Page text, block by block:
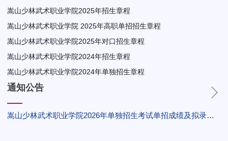
嵩山少林武术职业学院2025年招生章程
嵩山少林武术职业学院 2025年高职单招招生章程
嵩山少林武术职业学院2025年对口招生章程
嵩山少林武术职业学院2024年招生章程
嵩山少林武术职业学院2024年单独招生章程
通知公告
嵩山少林武术职业学院2026年单独招生考试单招成绩及拟录取结果公示